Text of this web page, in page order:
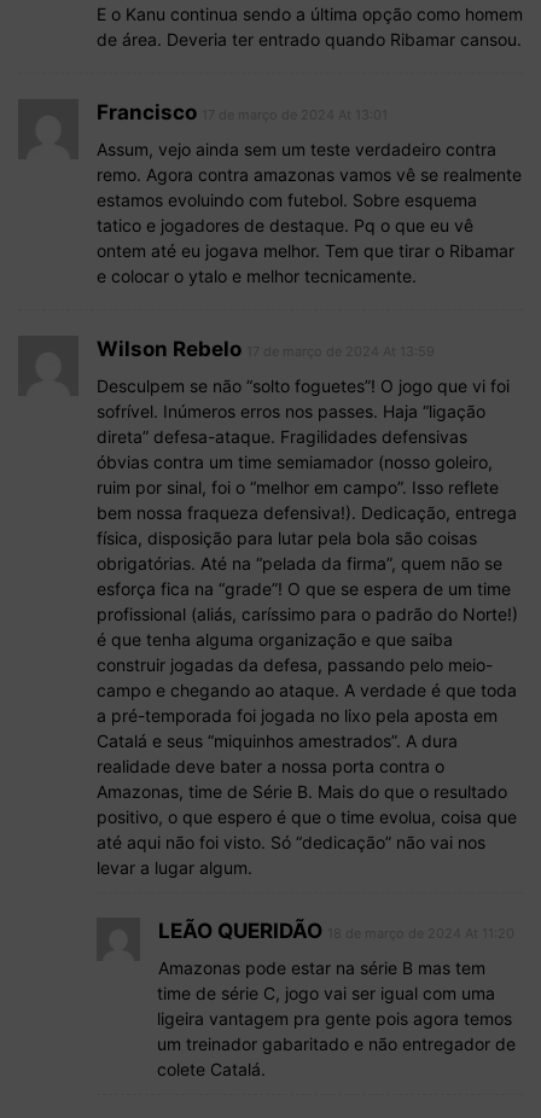
E o Kanu continua sendo a última opção como homem
de área. Deveria ter entrado quando Ribamar cansou.
Francisco
Assum, vejo ainda sem um teste verdadeiro contra
remo. Agora contra amazonas vamos vê se realmente
estamos evoluindo com futebol. Sobre esquema
tatico e jogadores de destaque. Pq o que eu vê
ontem até eu jogava melhor. Tem que tirar o Ribamar
e colocar o ytalo e melhor tecnicamente.
Wilson Rebelo
Desculpem se não “solto foguetes”! O jogo que vi foi
sofrível. Inúmeros erros nos passes. Haja “ligação
direta” defesa-ataque. Fragilidades defensivas
óbvias contra um time semiamador (nosso goleiro,
ruim por sinal, foi o “melhor em campo”. Isso reflete
bem nossa fraqueza defensiva!). Dedicação, entrega
física, disposição para lutar pela bola são coisas
obrigatórias. Até na “pelada da firma”, quem não se
esforça fica na “grade”! O que se espera de um time
profissional (aliás, caríssimo para o padrão do Norte!)
é que tenha alguma organização e que saiba
construir jogadas da defesa, passando pelo meio-
campo e chegando ao ataque. A verdade é que toda
a pré-temporada foi jogada no lixo pela aposta em
Catalá e seus “miquinhos amestrados”. A dura
realidade deve bater a nossa porta contra o
Amazonas, time de Série B. Mais do que o resultado
positivo, o que espero é que o time evolua, coisa que
até aqui não foi visto. Só “dedicação” não vai nos
levar a lugar algum.
LEÃO QUERIDÃO
Amazonas pode estar na série B mas tem
time de série C, jogo vai ser igual com uma
ligeira vantagem pra gente pois agora temos
um treinador gabaritado e não entregador de
colete Catalá.